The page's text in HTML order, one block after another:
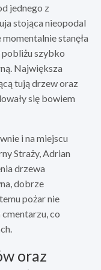
jednego z
stojąca nieopodal
stanęła
pobliżu szybko
Największa
tują drzew oraz
się bowiem
i na miejscu
Straży, Adrian
drzewa
dobrze
pożar nie
co
oraz